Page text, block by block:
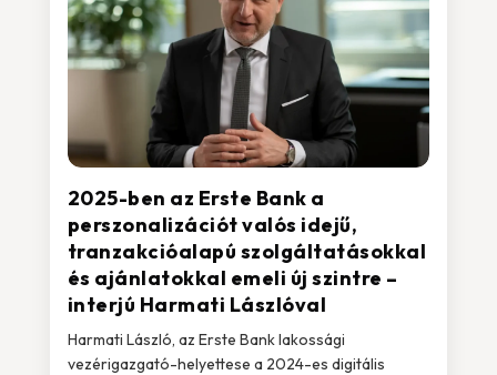
2025-ben az Erste Bank a
perszonalizációt valós idejű,
tranzakcióalapú szolgáltatásokkal
és ajánlatokkal emeli új szintre –
interjú Harmati Lászlóval
Harmati László, az Erste Bank lakossági
vezérigazgató-helyettese a 2024-es digitális